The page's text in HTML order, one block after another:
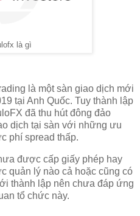
là gì
là một sàn giao dịch mới
tại Anh Quốc. Tuy thành lập
đã thu hút đông đảo
dịch tại sàn với những ưu
phí spread thấp.
được cấp giấy phép hay
quản lý nào cả hoặc cũng có
thành lập nên chưa đáp ứng
tổ chức này.